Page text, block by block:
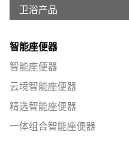
卫浴产品
智能座便器
智能座便器
云境智能座便器
精选智能座便器
一体组合智能座便器